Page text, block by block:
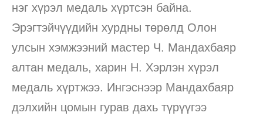
нэг хүрэл медаль хүртсэн байна.
Эрэгтэйчүүдийн хурдны төрөлд Олон
улсын хэмжээний мастер Ч. Мандахбаяр
алтан медаль, харин Н. Хэрлэн хүрэл
медаль хүртжээ. Ингэснээр Мандахбаяр
дэлхийн цомын гурав дахь түрүүгээ